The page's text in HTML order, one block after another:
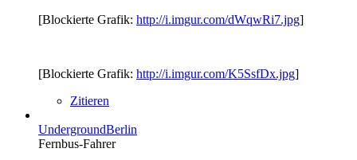
[Blockierte Grafik: http://i.imgur.com/dWqwRi7.jpg]
[Blockierte Grafik: http://i.imgur.com/K5SsfDx.jpg]
Zitieren
UndergroundBerlin
Fernbus-Fahrer